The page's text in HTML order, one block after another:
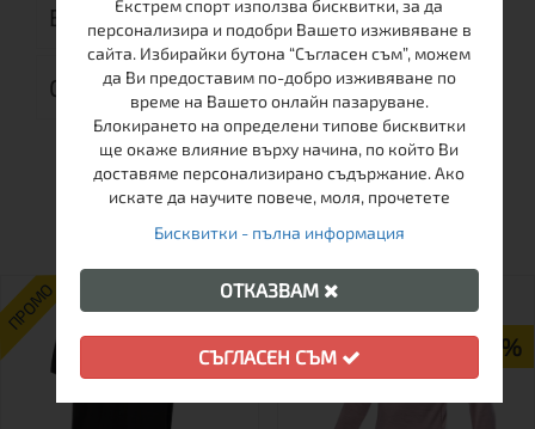
ВРЪЩАНЕ
ОТЗИВИ (0)
ОЩЕ ОТ ТАЗИ МАРКА
ПРОМО
-19%
ПРОМО
-19%
Екстрем спорт използва бисквитки, за да
персонализира и подобри Вашето изживяване в
сайта. Избирайки бутона “Съгласен съм”, можем
да Ви предоставим по-добро изживяване по
време на Вашето онлайн пазаруване.
Блокирането на определени типове бисквитки
ще окаже влияние върху начина, по който Ви
доставяме персонализирано съдържание. Ако
искате да научите повече, моля, прочетете
Бисквитки - пълна информация
ОТКАЗВАМ
СЪГЛАСЕН СЪМ